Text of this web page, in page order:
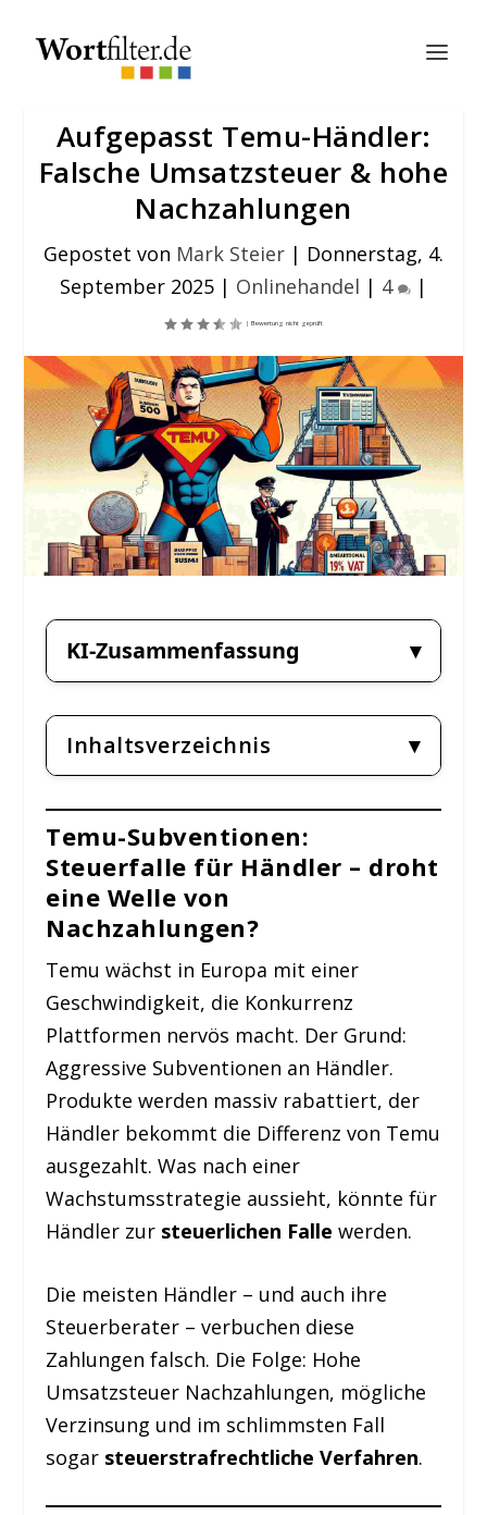
Aufgepasst Temu-Händler:
Falsche Umsatzsteuer & hohe
Nachzahlungen
Gepostet von Mark Steier | Donnerstag, 4.
September 2025 | Onlinehandel | 4 |
KI-Zusammenfassung
Inhaltsverzeichnis
Temu-Subventionen:
Steuerfalle für Händler – droht
eine Welle von
Nachzahlungen?
Temu wächst in Europa mit einer
Geschwindigkeit, die Konkurrenz
Plattformen nervös macht. Der Grund:
Aggressive Subventionen an Händler.
Produkte werden massiv rabattiert, der
Händler bekommt die Differenz von Temu
ausgezahlt. Was nach einer
Wachstumsstrategie aussieht, könnte für
Händler zur steuerlichen Fallewerden.
Die meisten Händler – und auch ihre
Steuerberater – verbuchen diese
Zahlungen falsch. Die Folge: Hohe
Umsatzsteuer Nachzahlungen, mögliche
Verzinsung und im schlimmsten Fall
sogar steuerstrafrechtliche Verfahren.